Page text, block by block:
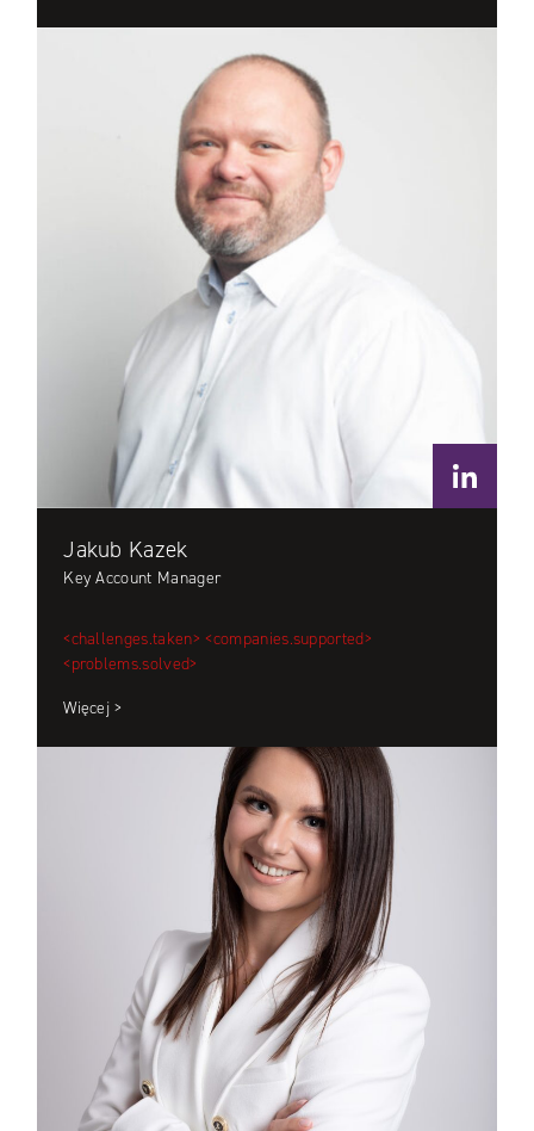
Jakub Kazek
Key Account Manager
<challenges.taken> <companies.supported>
<problems.solved>
Więcej >